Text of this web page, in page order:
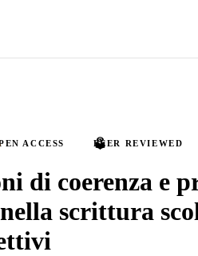
ACCESS PEER REVIEWED
di coerenza e
nella scrittura